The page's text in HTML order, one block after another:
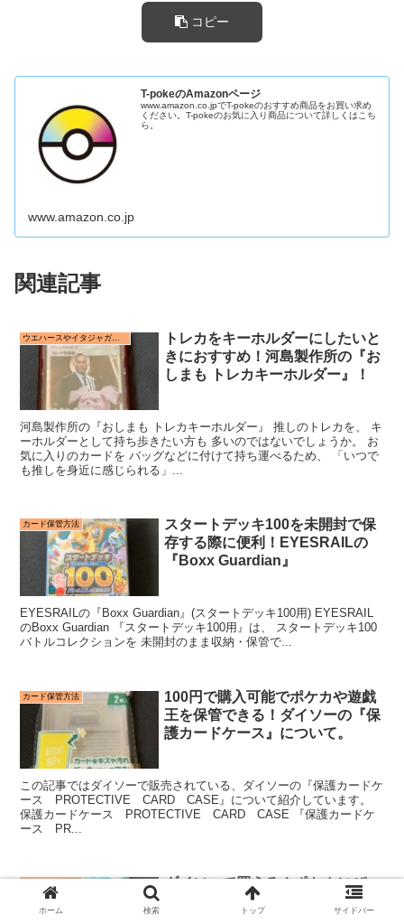
コピー
T-pokeのAmazonページ
www.amazon.co.jpでT-pokeのおすすめ商品をお買い求め
ください。T-pokeのお気に入り商品について詳しくはこち
ら。
www.amazon.co.jp
関連記事
トレカをキーホルダーにしたいと
きにおすすめ！河島製作所の『お
しまも トレカキーホルダー』！
河島製作所の『おしまも トレカキーホルダー』 推しのトレカを、 キ
ーホルダーとして持ち歩きたい方も 多いのではないでしょうか。 お
気に入りのカードを バッグなどに付けて持ち運べるため、 「いつで
も推しを身近に感じられる」...
カード保管方法
スタートデッキ100を未開封で保
存する際に便利！EYESRAILの
『Boxx Guardian』
EYESRAILの『Boxx Guardian』(スタートデッキ100用) EYESRAIL
のBoxx Guardian 『スタートデッキ100用』は、 スタートデッキ100
バトルコレクションを 未開封のまま収納・保管で...
カード保管方法
100円で購入可能でポケカや遊戯
王を保管できる！ダイソーの『保
護カードケース』について。
この記事ではダイソーで販売されている、ダイソーの『保護カードケ
ース PROTECTIVE CARD CASE』について紹介しています。
保護カードケース PROTECTIVE CARD CASE 『保護カードケ
ース PR...
ダイソーで買える！ポケカにぴっ
たりのスリーブはどれ？
ホーム 検索 トップ サイドバー